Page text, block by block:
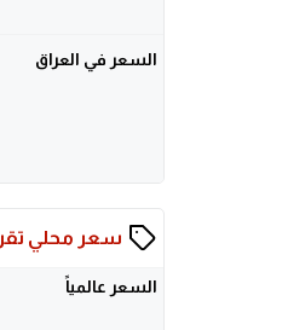
السعر في العراق
سعر محلي
السعر عالمياً